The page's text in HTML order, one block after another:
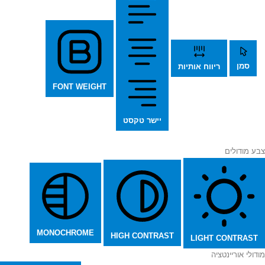
סמן ריווח אותיות
יישר טקסט
FONT WEIGHT
צבע מודולים
LIGHT CONTRAST
HIGH CONTRAST
MONOCHROME
מודולי אוריינטציה